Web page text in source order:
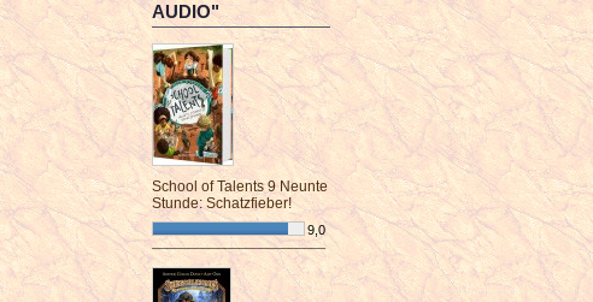
AUDIO"
School of Talents 9 Neunte
Stunde: Schatzfieber!
9,0
¯¯¯¯¯¯¯¯¯¯¯¯¯¯¯¯¯¯¯¯¯¯¯¯